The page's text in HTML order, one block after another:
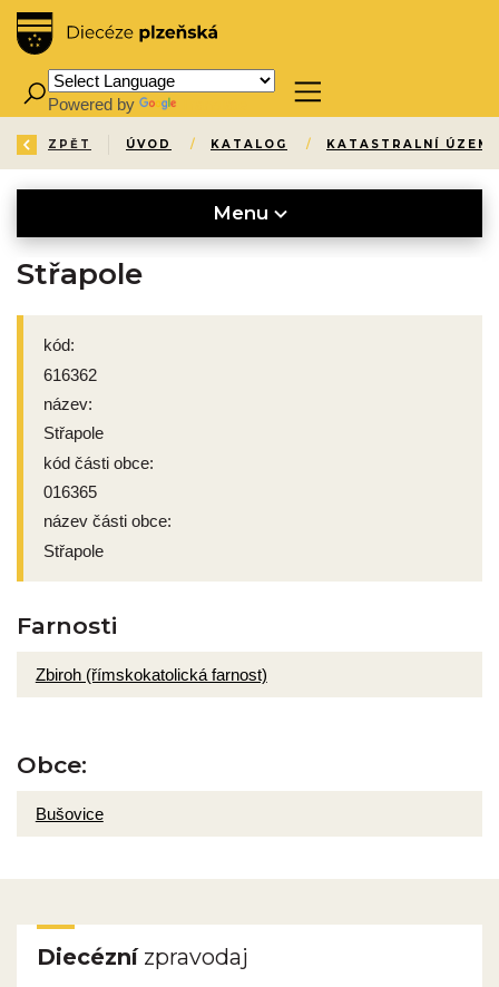
Powered by
ZPĚT ÚVOD / KATALOG / KATASTRALNÍ ÚZEMÍ
Menu
Střapole
kód:
616362
název:
Střapole
kód části obce:
016365
název části obce:
Střapole
Farnosti
Zbiroh (římskokatolická farnost)
Obce:
Bušovice
Diecéznízpravodaj